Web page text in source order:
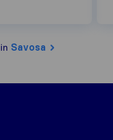
in Savosa